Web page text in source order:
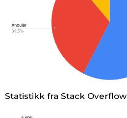
Statistikk fra Stack Overflow